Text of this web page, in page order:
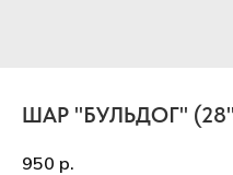
ШАР "БУЛЬДОГ"
950 р.